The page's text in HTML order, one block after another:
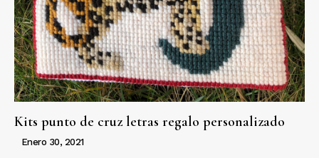
Kits punto de cruz letras regalo personalizado
Enero 30, 2021